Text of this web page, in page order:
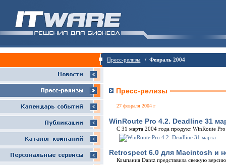
Пресс-релизы / Февраль 2004
Пресс-релизы
27 февраля 2004 г
WinRoute Pro 4.2. Deadline 31
С 31 марта 2004 года продукт WinRoute
Retrospect 6.0 для Macintosh и
Компания Dantz представила свежую